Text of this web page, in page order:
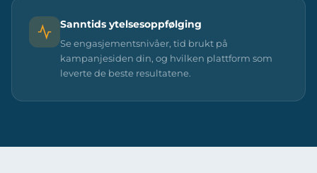
Sanntids ytelsesoppfølging
Se engasjementsnivåer, tid brukt på
kampanjesiden din, og hvilken plattform som
leverte de beste resultatene.